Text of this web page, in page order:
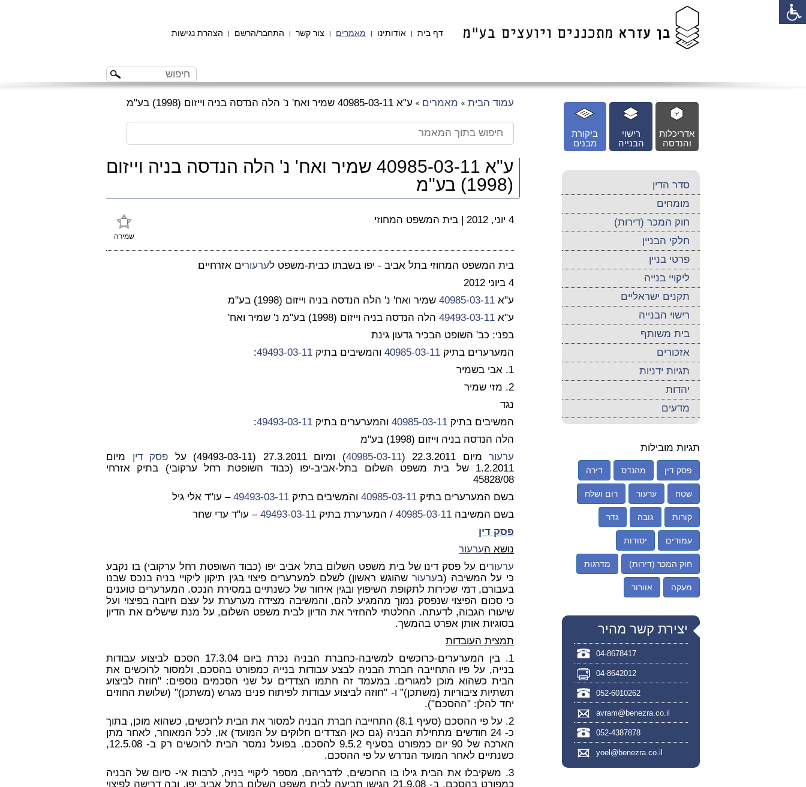
דף בית | אודותינו | מאמרים | צור קשר | התחבר/הרשם | הצהרת נגישות
עמוד הבית » מאמרים » ע"א 40985-03-11 שמיר ואח' נ' הלה הנדסה בניה וייזום (1998) בע"מ
ע"א 40985-03-11 שמיר ואח' נ' הלה הנדסה בניה וייזום
(1998) בע"מ
שמירה
4 יוני, 2012 | בית המשפט המחוזי
בית המשפט המחוזי בתל אביב - יפו בשבתו כבית-משפט לערעורים אזרחיים
4 ביוני 2012
ע"א 40985-03-11 שמיר ואח' נ' הלה הנדסה בניה וייזום (1998) בע"מ
ע"א
הלה הנדסה בניה וייזום (1998) בע"מ נ' שמיר ואח'
בפני: כב' השופט הבכיר גדעון גינת
המערערים בתיק 40985-03-11 והמשיבים בתיק
:
1. אבי בשמיר
2. מזי שמיר
נגד
המשיבים בתיק 40985-03-11 והמערערים בתיק
:
הלה הנדסה בניה וייזום (1998) בע"מ
ערעור מיום 22.3.2011 ( 40985-03-11) ומיום 27.3.2011 (49493-03-11) על פסק דין מיום
1.2.2011 של בית משפט השלום בתל-אביב-יפו (כבוד השופטת רחל ערקובי) בתיק אזרחי
45828/08
בשם המערערים בתיק 40985-03-11 והמשיבים בתיק
– עו"ד אלי גיל
בשם המשיבה 40985-03-11 / המערערת בתיק
– עו"ד עדי שחר
פסק דין
נושא הערעור
ערעורים על פסק דינו של בית משפט השלום בתל אביב יפו (כבוד השופטת רחל ערקובי) בו נקבע
כי על המשיבה (בערעור שהוגש ראשון) לשלם למערערים פיצוי בגין תיקון ליקויי בניה בנכס שבנו
בעבורם, דמי שכירות לתקופת השיפוץ ובגין איחור של כשנתיים במסירת הנכס. המערערים טוענים
כי סכום הפיצוי שנפסק נמוך מהמגיע להם, והמשיבה מצידה מערערת על עצם חיובה בפיצוי ועל
שיעורו הגבוה, לדעתה. החלטתי להחזיר את הדיון לבית משפט השלום, על מנת שישלים את הדיון
בסוגיות אותן אפרט בהמשך.
תמצית העובדות
1. בין המערערים-כרוכשים למשיבה-כחברת הבניה נכרת ביום 17.3.04 הסכם לביצוע עבודות
בנייה, על פיו התחייבה חברת הבניה לבצע עבודות בנייה כמפורט בהסכם, ולמסור לרוכשים את
הבית כשהוא מוכן למגורים. במעמד זה חתמו הצדדים על שני הסכמים נוספים: "חוזה לביצוע
תשתיות ציבוריות (משתכן)" ו- "חוזה לביצוע עבודות לפיתוח פנים מגרש (משתכן)" (שלושת החוזים
יחד להלן: "ההסכם").
2. על פי ההסכם (סעיף 8.1) התחייבה חברת הבניה למסור את הבית לרוכשים, כשהוא מוכן, בתוך
כ- 24 חודשים מתחילת הבניה (גם כאן הצדדים חלוקים על המועד) או, לכל המאוחר, לאחר מתן
הארכה של 90 יום כמפורט בסעיף 9.5.2 להסכם. בפועל נמסר הבית לרוכשים רק ב- 12.5.08,
כשנתיים לאחר המועד הנדרש על פי ההסכם.
3. משקיבלו את הבית גילו בו הרוכשים, לדבריהם, מספר ליקויי בניה, לרבות אי- סיום של הבניה
כמפורט בהסכם. ב- 21.9.08 הגישו תביעה לבית משפט השלום בתל אביב יפו, ובה דרישה לפיצוי
ביקורת
מבנים
רישוי
הבנייה
אדריכלות
והנדסה
סדר הדין
מומחים
חוק המכר (דירות)
חלקי הבניין
פרטי בניין
ליקויי בנייה
תקנים ישראליים
רישוי הבנייה
בית משותף
אזכורים
תגיות ידניות
יהדות
מדעים
תגיות מובילות
פסק דין מהנדס דירה
שטח ערעור רום ושלח
קורות גובה גדר
עמודים יסודות
חוק המכר (דירות) מדרגות
מעקה אוורור
יצירת קשר מהיר
04-8678417
04-8642012
052-6010262
avram@benezra.co.il
052-4387878
yoel@benezra.co.il